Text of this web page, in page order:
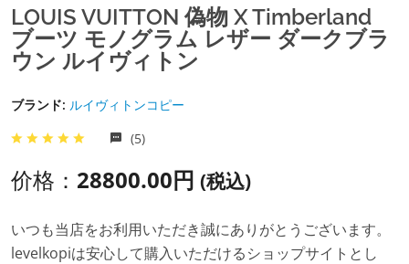
LOUIS VUITTON 偽物 X Timberland
ブーツ モノグラム レザー ダークブラ
ウン ルイヴィトン
ブランド: ルイヴィトンコピー
(5)
价格： 28800.00円 (税込)
いつも当店をお利用いただき誠にありがとうございます。
levelkopiは安心して購入いただけるショップサイトとし